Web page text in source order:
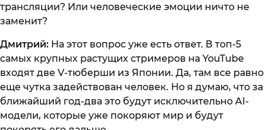
трансляции? Или человеческие эмоции ничто не
заменит?
Дмитрий: На этот вопрос уже есть ответ. В топ-5
самых крупных растущих стримеров на YouTube
входят две V-тюберши из Японии. Да, там все равно
еще чутка задействован человек. Но я думаю, что за
ближайший год-два это будут исключительно AI-
модели, которые уже покоряют мир и будут